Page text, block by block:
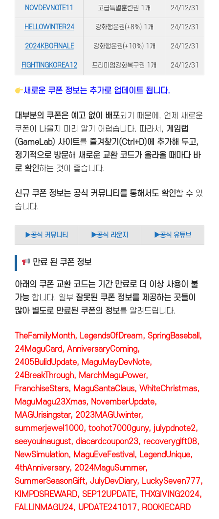
NOVDEVNOTE11 고급특별훈련권 1개 24/12/31
HELLOWINTER24 강화행운권(+8%) 1개 24/12/31
2024KBOFINALE 강화행운권(+10%) 1개 24/12/31
FIGHTINGKOREA12 프리미엄강화복구권 1개 24/12/31
새로운 쿠폰 정보는 추가로 업데이트 됩니다.
대부분의 쿠폰은 예고 없이 배포되기 때문에, 언제 새로운
쿠폰이 나올지 미리 알기 어렵습니다. 따라서, 게임랩
(GameLab) 사이트를 즐겨찾기(Ctrl+D)에 추가해 두고,
정기적으로 방문해 새로운 교환 코드가 올라올 때마다 바
로 확인하는 것이 좋습니다.
신규 쿠폰 정보는 공식 커뮤니티를 통해서도 확인할 수 있
습니다.
▶공식 커뮤니티 ▶공식 라운지 ▶공식 유튜브
만료 된 쿠폰 정보
아래의 쿠폰 교환 코드는 기간 만료로 더 이상 사용이 불
가능 합니다. 일부 잘못된 쿠폰 정보를 제공하는 곳들이
많아 별도로 만료된 쿠폰의 정보를 알려드립니다.
TheFamilyMonth, LegendsOfDream, SpringBaseball,
24MaguCard, AnniversaryComing,
2405BulidUpdate, MaguMayDevNote,
24BreakThrough, MarchMaguPower,
FranchiseStars, MaguSantaClaus, WhiteChristmas,
MaguMagu23Xmas, NovemberUpdate,
MAGUrisingstar, 2023MAGUwinter,
summerjewel1000, toohot7000guny, julypdnote2,
seeyouinaugust, diacardcoupon23, recoverygift08,
NewSimulation, MaguEveFestival, LegendUnique,
4thAnniversary, 2024MaguSummer,
SummerSeasonGift, JulyDevDiary, LuckySeven777,
KIMPDSREWARD, SEP12UPDATE, THXGIVING2024,
FALLINMAGU24, UPDATE241017, ROOKIECARD